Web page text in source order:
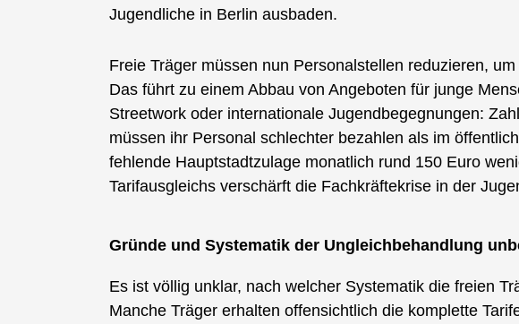
Jugendliche in Berlin ausbaden.
Freie Träger müssen nun Personalstellen reduzieren,
Das führt zu einem Abbau von Angeboten für junge
Streetwork oder internationale Jugendbegegnungen:
müssen ihr Personal schlechter bezahlen als im
fehlende Hauptstadtzulage monatlich rund 150 Euro
Tarifausgleichs verschärft die Fachkräftekrise in der
Gründe und Systematik der Ungleichbehandlung
Es ist völlig unklar, nach welcher Systematik die freien
Manche Träger erhalten offensichtlich die komplette